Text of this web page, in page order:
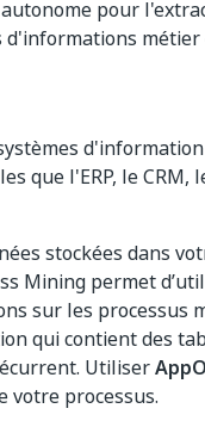
pour
que l'ERP, le CRM,
stockées dans
Mining permet
sur les processus
qui contient des
Utiliser
votre processus.